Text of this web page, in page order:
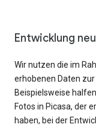
Entwicklung
Wir nutzen die im
erhobenen Daten
Beispielsweise
Fotos in Picasa, der
haben, bei der